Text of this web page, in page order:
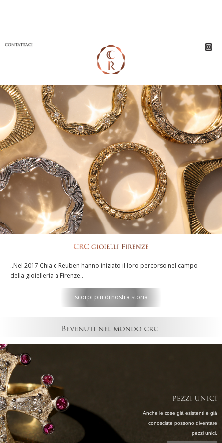
..Nel 2017 Chia e Reuben hanno iniziato il loro percorso nel campo
della gioielleria a Firenze..
scorpi più di nostra storia
Anche le cose già esistenti e già
conosciute possono diventare
pezzi unici.